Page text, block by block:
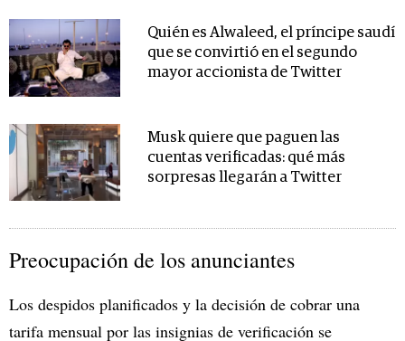
Quién es Alwaleed, el príncipe saudí
que se convirtió en el segundo
mayor accionista de Twitter
Musk quiere que paguen las
cuentas verificadas: qué más
sorpresas llegarán a Twitter
Preocupación de los anunciantes
Los despidos planificados y la decisión de cobrar una
tarifa mensual por las insignias de verificación se